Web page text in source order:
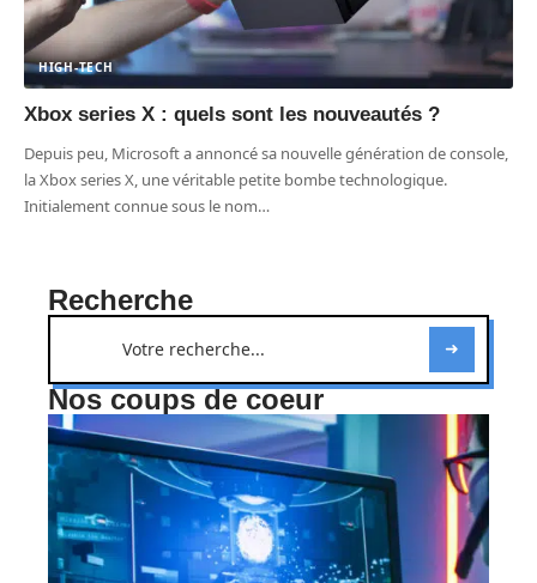
HIGH-TECH
Xbox series X : quels sont les nouveautés ?
Depuis peu, Microsoft a annoncé sa nouvelle génération de console,
la Xbox series X, une véritable petite bombe technologique.
Initialement connue sous le nom…
Recherche
Nos coups de coeur